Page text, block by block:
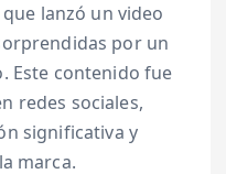
lanzó un video
por un
Este contenido fue
redes sociales,
significativa y
marca.